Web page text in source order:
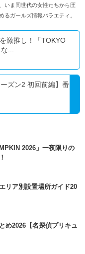
いま同世代の女性たちから圧
るガールズ情報バラエティ。
激推し！「TOKYO
...
ズン2 初回前編】番
2026」一夜限りの
リア別設置場所ガイド20
め2026【名探偵プリキュ